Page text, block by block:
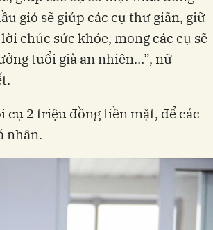
gió sẽ giúp các cụ thư giãn, giữ
chúc sức khỏe, mong các cụ sẽ
tuổi già an nhiên…”, nữ
cụ 2 triệu đồng tiền mặt, để các
nhân.